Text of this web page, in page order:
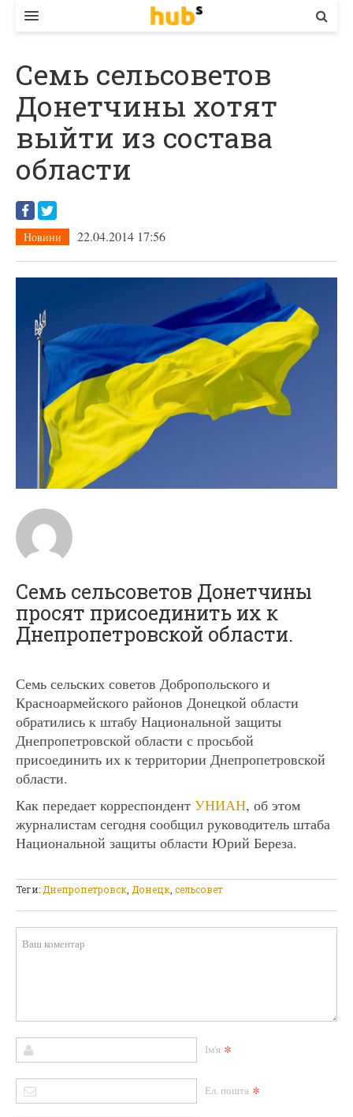
ЕКОНОМІКА
БІЗНЕС
СТАРТЕР
КОНТАКТИ
Семь сельсоветов
Донетчины хотят
выйти из состава
области
Новини 22.04.2014 17:56
Семь сельсоветов Донетчины
просят присоединить их к
Днепропетровской области.
Семь сельских советов Добропольского и
Красноармейского районов Донецкой области
обратились к штабу Национальной защиты
Днепропетровской области с просьбой
присоединить их к территории Днепропетровской
области.
Как передает корреспондент УНИАН, об этом
журналистам сегодня сообщил руководитель штаба
Национальной защиты области Юрий Береза.
Теги:Днепропетровск, Донецк, сельсовет
Ім'я *
Ел. пошта *